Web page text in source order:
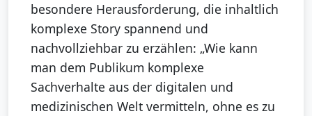
besondere Herausforderung, die inhaltlich
komplexe Story spannend und
nachvollziehbar zu erzählen: „Wie kann
man dem Publikum komplexe
Sachverhalte aus der digitalen und
medizinischen Welt vermitteln, ohne es zu